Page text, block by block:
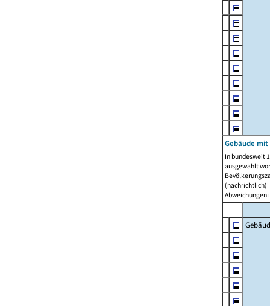
Gebäude mit
In bundesweit
ausgewählt
Abweichungen